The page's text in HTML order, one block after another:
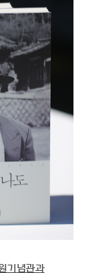
기념관과